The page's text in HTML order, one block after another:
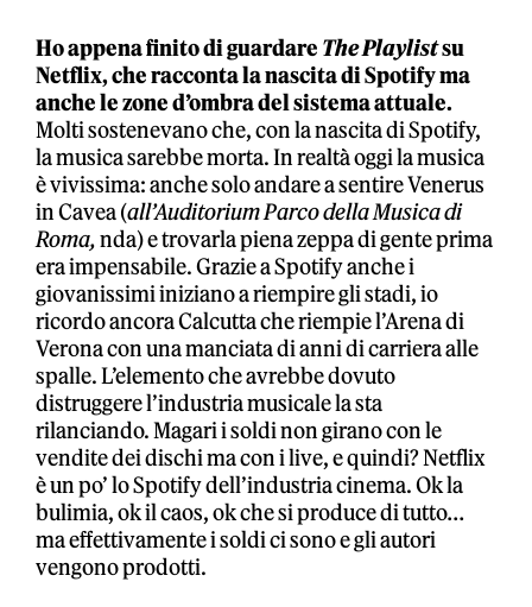
Ho appena finito di guardare The Playlistsu
Netflix, che racconta la nascita di Spotify ma
anche le zone d’ombra del sistema attuale.
Molti sostenevano che, con la nascita di Spotify,
la musica sarebbe morta. In realtà oggi la musica
è vivissima: anche solo andare a sentire Venerus
in Cavea (all’Auditorium Parco della Musica di
Roma,nda) e trovarla piena zeppa di gente prima
era impensabile. Grazie a Spotify anche i
giovanissimi iniziano a riempire gli stadi, io
ricordo ancora Calcutta che riempie l’Arena di
Verona con una manciata di anni di carriera alle
spalle. L’elemento che avrebbe dovuto
distruggere l’industria musicale la sta
rilanciando. Magari i soldi non girano con le
vendite dei dischi ma con i live, e quindi? Netflix
è un po’ lo Spotify dell’industria cinema. Ok la
bulimia, ok il caos, ok che si produce di tutto…
ma effettivamente i soldi ci sono e gli autori
vengono prodotti.